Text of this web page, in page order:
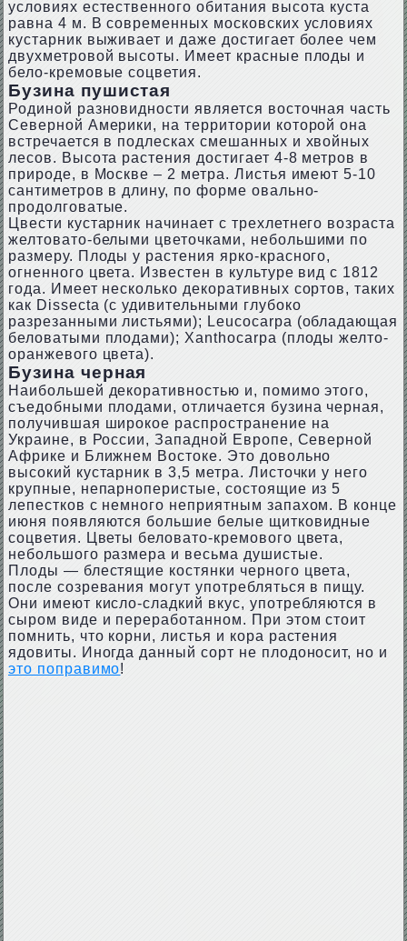
условиях естественного обитания высота куста
равна 4 м. В современных московских условиях
кустарник выживает и даже достигает более чем
двухметровой высоты. Имеет красные плоды и
бело-кремовые соцветия.
Бузина пушистая
Родиной разновидности является восточная часть
Северной Америки, на территории которой она
встречается в подлесках смешанных и хвойных
лесов. Высота растения достигает 4-8 метров в
природе, в Москве – 2 метра. Листья имеют 5-10
сантиметров в длину, по форме овально-
продолговатые.
Цвести кустарник начинает с трехлетнего возраста
желтовато-белыми цветочками, небольшими по
размеру. Плоды у растения ярко-красного,
огненного цвета. Известен в культуре вид с 1812
года. Имеет несколько декоративных сортов, таких
как Dissecta (с удивительными глубоко
разрезанными листьями); Leucocarpa (обладающая
беловатыми плодами); Xanthocarpa (плоды желто-
оранжевого цвета).
Бузина черная
Наибольшей декоративностью и, помимо этого,
съедобными плодами, отличается бузина черная,
получившая широкое распространение на
Украине, в России, Западной Европе, Северной
Африке и Ближнем Востоке. Это довольно
высокий кустарник в 3,5 метра. Листочки у него
крупные, непарноперистые, состоящие из 5
лепестков с немного неприятным запахом. В конце
июня появляются большие белые щитковидные
соцветия. Цветы беловато-кремового цвета,
небольшого размера и весьма душистые.
Плоды — блестящие костянки черного цвета,
после созревания могут употребляться в пищу.
Они имеют кисло-сладкий вкус, употребляются в
сыром виде и переработанном. При этом стоит
помнить, что корни, листья и кора растения
ядовиты. Иногда данный сорт не плодоносит, но и
это поправимо!